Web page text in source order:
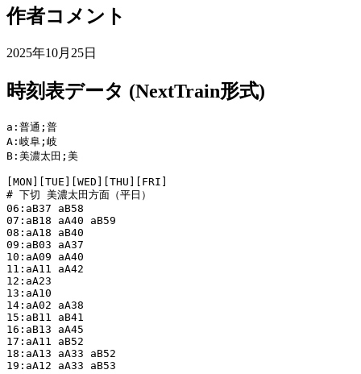
作者コメント
2025年10月25日
時刻表データ (NextTrain形式)
a:普通;普
A:岐阜;岐
B:美濃太田;美
[MON][TUE][WED][THU][FRI]
# 下切 美濃太田方面（平日）
06:aB37 aB58
07:aB18 aA40 aB59
08:aA18 aB40
09:aB03 aA37
10:aA09 aA40
11:aA11 aA42
12:aA23
13:aA10
14:aA02 aA38
15:aB11 aB41
16:aB13 aA45
17:aA11 aB52
18:aA13 aA33 aB52
19:aA12 aA33 aB53